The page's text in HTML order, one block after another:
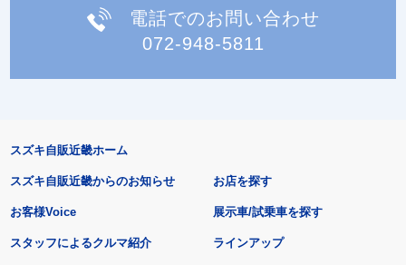
電話でのお問い合わせ
072-948-5811
スズキ自販近畿ホーム
スズキ自販近畿からのお知らせ
お客様Voice
スタッフによるクルマ紹介
お店を探す
展示車/試乗車を探す
ラインアップ